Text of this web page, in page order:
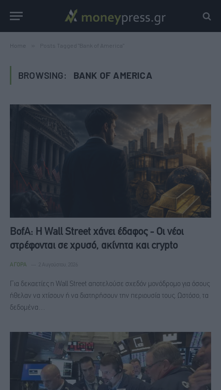
Home Posts Tagged "Bank of America"
BROWSING: BANK OF AMERICA
BofA: Η Wall Street χάνει έδαφος - Οι νέοι
στρέφονται σε χρυσό, ακίνητα και crypto
ΑΓΟΡΆ 2 Αυγούστου, 2026
Για δεκαετίες η Wall Street αποτελούσε σχεδόν μονόδρομο για όσους
ήθελαν να χτίσουν ή να διατηρήσουν την περιουσία τους. Ωστόσο, τα
δεδομένα…